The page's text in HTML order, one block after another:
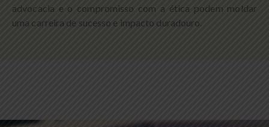
advocacia e o compromisso com a ética podem moldar
uma carreira de sucesso e impacto duradouro.